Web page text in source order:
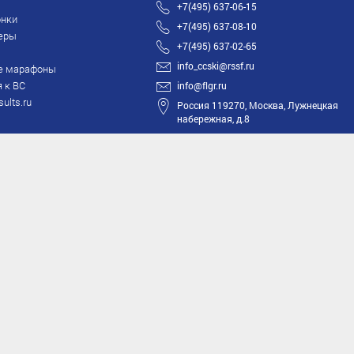
марафоны
к ВС
+7(495) 637-06-15
+7(495) 637-08-10
+7(495) 637-02-65
info_ccski@rssf.ru
info@flgr.ru
Россия 119270, Москва, Лужнецкая
набережная, д.8